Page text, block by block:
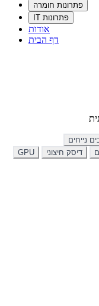
פתרונות חומרה
פתרונות IT
אודות
דף הבית
נייחים
דיסק חיצוני GPU